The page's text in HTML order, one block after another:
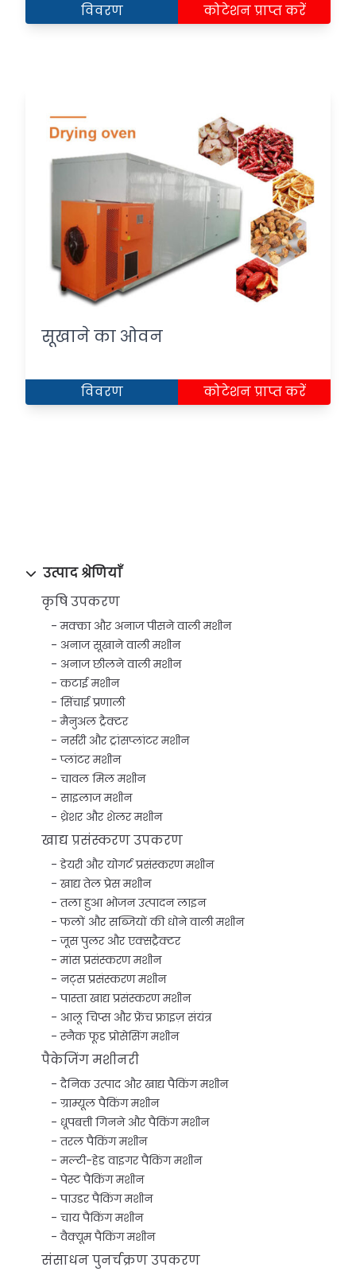
उत्पाद श्रेणियाँ
कृषि उपकरण
मक्का और अनाज पीसने वाली मशीन
अनाज सूखाने वाली मशीन
अनाज छीलने वाली मशीन
कटाई मशीन
सिंचाई प्रणाली
मैनुअल ट्रैक्टर
नर्सरी और ट्रांसप्लांटर मशीन
प्लांटर मशीन
चावल मिल मशीन
साइलाज मशीन
थ्रेशर और शेलर मशीन
खाद्य प्रसंस्करण उपकरण
डेयरी और योगर्ट प्रसंस्करण मशीन
खाद्य तेल प्रेस मशीन
तला हुआ भोजन उत्पादन लाइन
फलों और सब्जियों की धोने वाली मशीन
जूस पुलर और एक्सट्रैक्टर
मांस प्रसंस्करण मशीन
नट्स प्रसंस्करण मशीन
पास्ता खाद्य प्रसंस्करण मशीन
आलू चिप्स और फ्रेंच फ्राइज़ संयंत्र
स्नैक फूड प्रोसेसिंग मशीन
पैकेजिंग मशीनरी
दैनिक उत्पाद और खाद्य पैकिंग मशीन
ग्राम्यूल पैकिंग मशीन
धूपबत्ती गिनने और पैकिंग मशीन
तरल पैकिंग मशीन
मल्टी-हेड वाइगर पैकिंग मशीन
पेस्ट पैकिंग मशीन
पाउडर पैकिंग मशीन
चाय पैकिंग मशीन
वैक्यूम पैकिंग मशीन
संसाधन पुनर्चक्रण उपकरण
विवरण कोटेशन प्राप्त करें
सूखाने का ओवन
विवरण कोटेशन प्राप्त करें